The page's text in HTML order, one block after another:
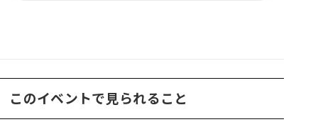
このイベントで見られること